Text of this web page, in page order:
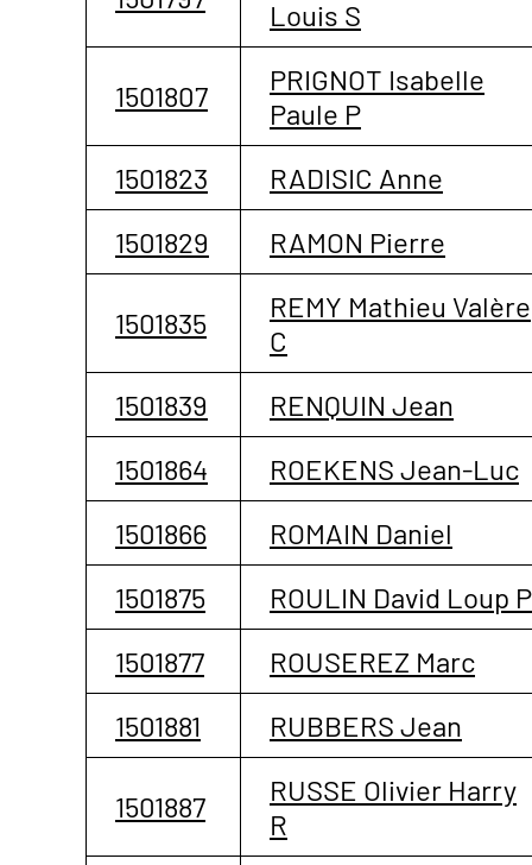
Louis S
1501807
PRIGNOT Isabelle
Paule P
1501823
RADISIC Anne
1501829
RAMON Pierre
1501835
REMY Mathieu Valère
C
1501839
RENQUIN Jean
1501864
ROEKENS Jean-Luc
1501866
ROMAIN Daniel
1501875
ROULIN David Loup P
1501877
ROUSEREZ Marc
1501881
RUBBERS Jean
1501887
RUSSE Olivier Harry
R